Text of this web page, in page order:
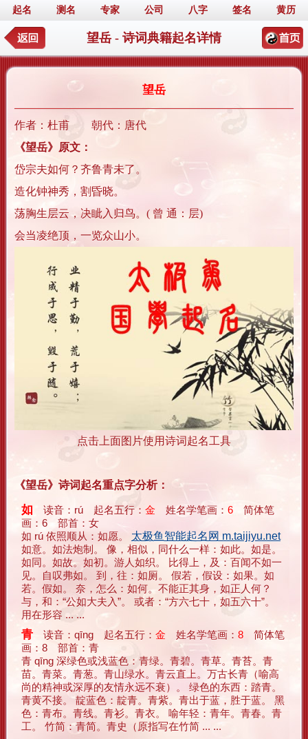
起名 测名 专家 公司 八字 签名 黄历
望岳 - 诗词典籍起名详情
望岳
作者：杜甫 朝代：唐代
《望岳》原文：
岱宗夫如何？齐鲁青未了。
造化钟神秀，割昏晓。
荡胸生层云，决眦入归鸟。( 曾 通：层)
会当凌绝顶，一览众山小。
点击上面图片使用诗词起名工具
《望岳》诗词起名重点字分析：
如 读音：rú 起名五行： 金 姓名学笔画： 6 简体笔
画：6 部首：女
如 rú 依照顺从：如愿。 太极鱼智能起名网 m.taijiyu.net
如意。如法炮制。 像，相似，同什么一样：如此。如是。
如同。如故。如初。游人如织。 比得上，及：百闻不如一
见。自叹弗如。 到，往：如厕。 假若，假设：如果。如
若。假如。 奈，怎么：如何。不能正其身，如正人何？
与，和：“公如大夫入”。 或者：“方六七十，如五六十”。
用在形容 ... ...
青 读音：qīng 起名五行： 金 姓名学笔画： 8 简体笔
画：8 部首：青
青 qīng 深绿色或浅蓝色：青绿。青碧。青草。青苔。青
苗。青菜。青葱。青山绿水。青云直上。万古长青（喻高
尚的精神或深厚的友情永远不衰）。 绿色的东西：踏青。
青黄不接。 靛蓝色：靛青。青紫。青出于蓝，胜于蓝。 黑
色：青布。青线。青衫。青衣。 喻年轻：青年。青春。青
工。 竹简：青简。青史（原指写在竹简 ... ...